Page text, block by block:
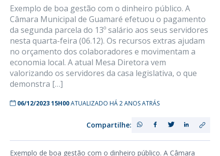
Exemplo de boa gestão com o dinheiro público. A
Câmara Municipal de Guamaré efetuou o pagamento
da segunda parcela do 13º salário aos seus servidores
nesta quarta-feira (06.12). Os recursos extras ajudam
no orçamento dos colaboradores e movimentam a
economia local. A atual Mesa Diretora vem
valorizando os servidores da casa legislativa, o que
demonstra […]
06/12/2023 15H00ATUALIZADO HÁ 2 ANOS ATRÁS
Compartilhe:
Exemplo de boa gestão com o dinheiro público. A Câmara